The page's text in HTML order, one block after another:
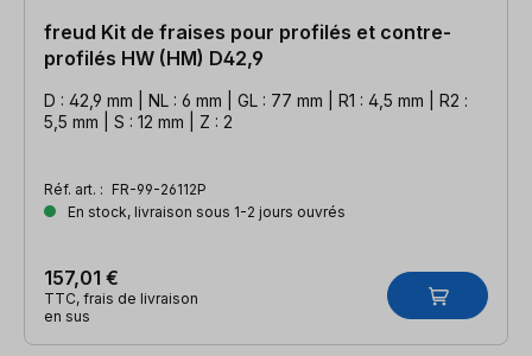
freud Kit de fraises pour profilés et contre-
profilés HW (HM) D42,9
D : 42,9 mm | NL : 6 mm | GL : 77 mm | R1 : 4,5 mm | R2 :
5,5 mm | S : 12 mm | Z : 2
Réf. art. : FR-99-26112P
En stock, livraison sous 1-2 jours ouvrés
157,01 €
TTC, frais de livraison
en sus